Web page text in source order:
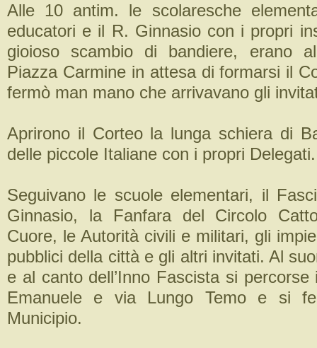
Alle 10 antim. le scolaresche
educatori e il R. Ginnasio con i propri
gioioso scambio di bandiere, erano
Piazza Carmine in attesa di formarsi il
fermò man mano che arrivavano gli
Aprirono il Corteo la lunga schiera di
delle piccole Italiane con i propri Delegati.
Seguivano le scuole elementari, il
Ginnasio, la Fanfara del Circolo
Cuore, le Autorità civili e militari, gli
pubblici della città e gli altri invitati. Al
e al canto dell’Inno Fascista si
Emanuele e via Lungo Temo e si
Municipio.